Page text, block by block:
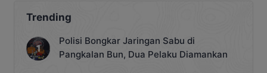
Trending
Polisi Bongkar Jaringan Sabu di
Pangkalan Bun, Dua Pelaku Diamankan